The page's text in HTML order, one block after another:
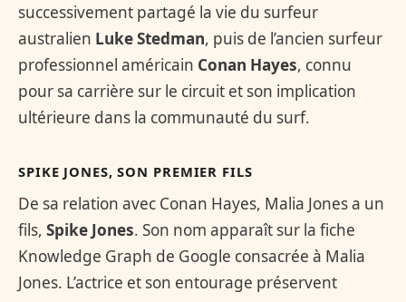
successivement partagé la vie du surfeur
australien Luke Stedman, puis de l’ancien surfeur
professionnel américain Conan Hayes, connu
pour sa carrière sur le circuit et son implication
ultérieure dans la communauté du surf.
SPIKE JONES, SON PREMIER FILS
De sa relation avec Conan Hayes, Malia Jones a un
fils, Spike Jones. Son nom apparaît sur la fiche
Knowledge Graph de Google consacrée à Malia
Jones. L’actrice et son entourage préservent